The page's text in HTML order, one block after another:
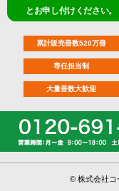
とお申し付けください。
累計販売冊数520万冊
専任担当制
大量冊数大歓迎
©株式会社コ